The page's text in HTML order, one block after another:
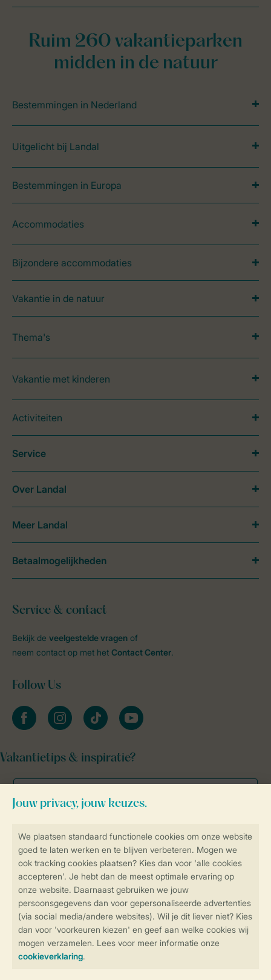
Controle over jouw gegevens &
Veilig en snel online boeken
Veilige gegevensoverdracht
Veilige betaling
Ruim 260 vakantieparken
midden in de natuur
Bestemmingen in Nederland
Uitgelicht bij Landal
Bestemmingen in Europa
Accommodaties
Bijzondere accommodaties
Vakantie in de natuur
Thema's
Vakantie met kinderen
Activiteiten
Service & contact
Bekijk de veelgestelde vragen of
neem contact op met het Contact Center.
Follow Us
facebookinstagramtiktok youtube
Vakantietips & inspiratie?
Service
Over Landal
Meer Landal
Betaalmogelijkheden